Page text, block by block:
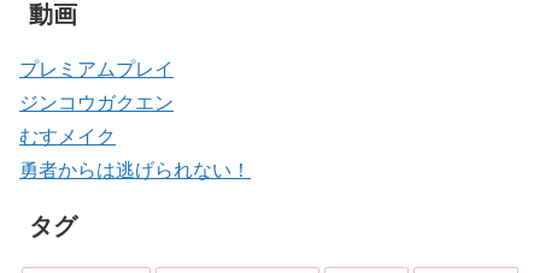
動画
プレミアムプレイ
ジンコウガクエン
むすメイク
勇者からは逃げられない！
タグ